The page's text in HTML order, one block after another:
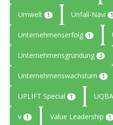
Umwelt 1 Unfall-Navi 1
Unternehmenserfolg 1
Unternehmensgründung 3
Unternehmenswachstum 1
UPLIFT Special 1
v 1 Value Leadership 1